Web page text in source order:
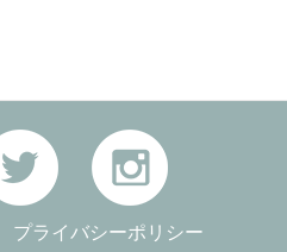
プライバシーポリシー